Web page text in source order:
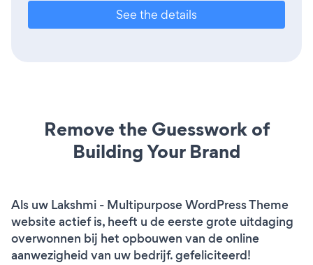
See the details
Remove the Guesswork of
Building Your Brand
Als uw Lakshmi - Multipurpose WordPress Theme
website actief is, heeft u de eerste grote uitdaging
overwonnen bij het opbouwen van de online
aanwezigheid van uw bedrijf. gefeliciteerd!